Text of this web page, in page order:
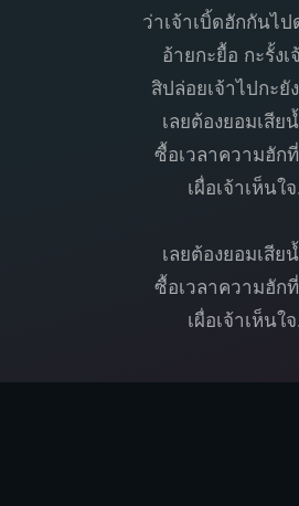
ว่าเจ้าเบิ้ดฮักกันไ
อ้ายกะยื้อ กะรั้งเ
สิปล่อยเจ้าไปกะยั
เลยต้องยอมเสีย
ซื้อเวลาความฮัก
เผื่อเจ้าเห็นใ
เลยต้องยอมเสีย
ซื้อเวลาความฮัก
เผื่อเจ้าเห็นใ